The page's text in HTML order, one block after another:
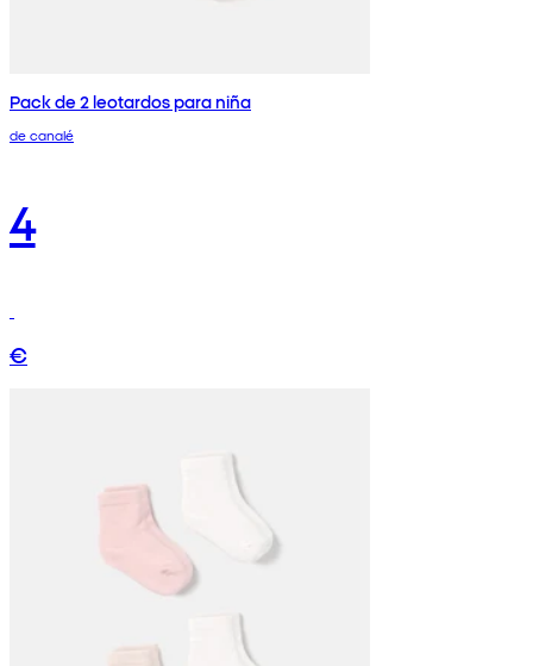
Pack de 2 leotardos para niña
de canalé
4
€